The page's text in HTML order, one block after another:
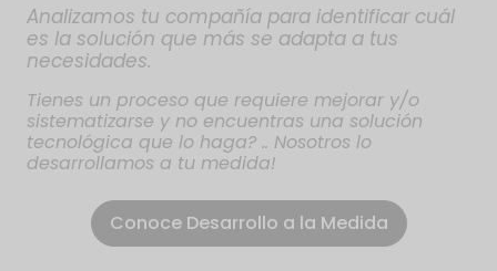
Analizamos tu compañía para identificar cuál
es la solución que más se adapta a tus
necesidades.
Tienes un proceso que requiere mejorar y/o
sistematizarse y no encuentras una solución
tecnológica que lo haga? .. Nosotros lo
desarrollamos a tu medida!
Conoce Desarrollo a la Medida